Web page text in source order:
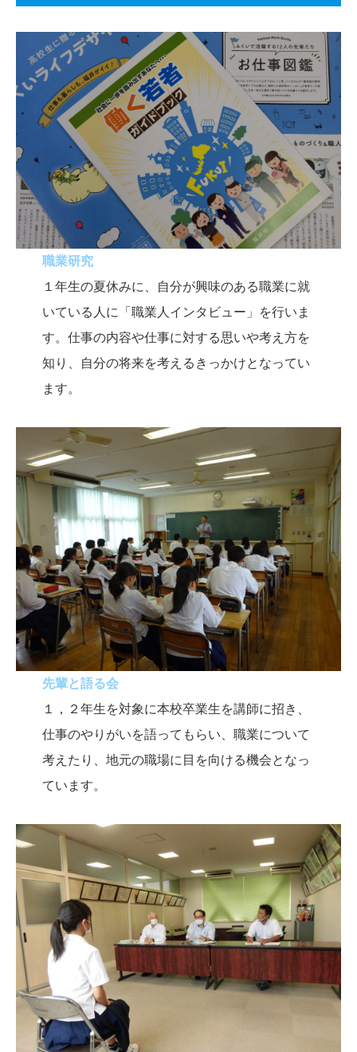
職業研究
１年生の夏休みに、自分が興味のある職業に就
いている人に「職業人インタビュー」を行いま
す。仕事の内容や仕事に対する思いや考え方を
知り、自分の将来を考えるきっかけとなってい
ます。
先輩と語る会
１，２年生を対象に本校卒業生を講師に招き、
仕事のやりがいを語ってもらい、職業について
考えたり、地元の職場に目を向ける機会となっ
ています。